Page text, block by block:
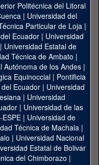
Politécnica del Litoral
| Universidad del
Particular de Loja|
Ecuador| Universidad
| Universidad Estatal de
Técnica de Ambato |
Autónoma de los Andes|
Equinoccial| Pontificia
Ecuador | Universidad
| Universidad
| Universidad de las
| Universidad de
Técnica de Machala|
| Universidad Nacional
Estatal de Bolivar
del Chimborazo |